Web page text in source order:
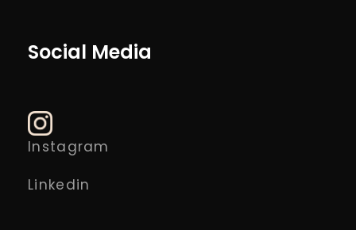
Social Media
Instagram
Linkedin